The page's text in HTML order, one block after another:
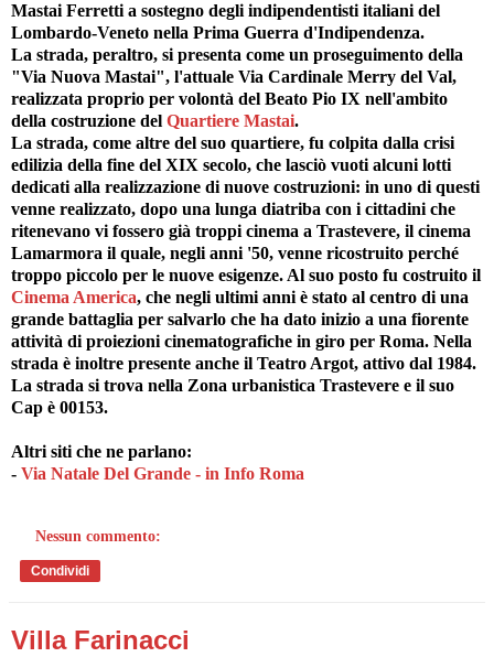
Mastai Ferretti a sostegno degli indipendentisti italiani del
Lombardo-Veneto nella Prima Guerra d'Indipendenza.
La strada, peraltro, si presenta come un proseguimento della
"Via Nuova Mastai", l'attuale Via Cardinale Merry del Val,
realizzata proprio per volontà del Beato Pio IX nell'ambito
della costruzione del Quartiere Mastai.
La strada, come altre del suo quartiere, fu colpita dalla crisi
edilizia della fine del XIX secolo, che lasciò vuoti alcuni lotti
dedicati alla realizzazione di nuove costruzioni: in uno di questi
venne realizzato, dopo una lunga diatriba con i cittadini che
ritenevano vi fossero già troppi cinema a Trastevere, il cinema
Lamarmora il quale, negli anni '50, venne ricostruito perché
troppo piccolo per le nuove esigenze. Al suo posto fu costruito il
Cinema America, che negli ultimi anni è stato al centro di una
grande battaglia per salvarlo che ha dato inizio a una fiorente
attività di proiezioni cinematografiche in giro per Roma. Nella
strada è inoltre presente anche il Teatro Argot, attivo dal 1984.
La strada si trova nella Zona urbanistica Trastevere e il suo
Cap è 00153.
Altri siti che ne parlano:
- Via Natale Del Grande - in Info Roma
Nessun commento:
Condividi
Villa Farinacci